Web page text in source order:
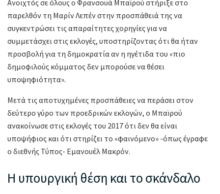
Ανοιχτός σε όλους ο Φρανσουά Μπαϊρού στήριξε στο
παρελθόν τη Μαρίν Λεπέν στην προσπάθειά της να
συγκεντρώσει τις απαραίτητες χορηγίες για να
συμμετάσχει στις εκλογές, υποστηρίζοντας ότι θα ήταν
προσβολή για τη δημοκρατία αν η ηγέτιδα του «πιο
δημοφιλούς κόμματος δεν μπορούσε να θέσει
υποψηφιότητα».
Μετά τις αποτυχημένες προσπάθειες να περάσει στον
δεύτερο γύρο των προεδρικών εκλογών, ο Μπαϊρού
ανακοίνωσε στις εκλογές του 2017 ότι δεν θα είναι
υποψήφιος και ότι στηρίζει το «φαινόμενο» -όπως έγραφε
ο διεθνής Τύπος- Εμανουέλ Μακρόν.
Η υπουργική θέση και το σκάνδαλο